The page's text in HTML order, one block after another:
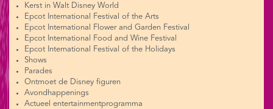
Kerst in Walt Disney World
Epcot International Festival of the Arts
Epcot International Flower and Garden Festival
Epcot International Food and Wine Festival
Epcot International Festival of the Holidays
Shows
Parades
Ontmoet de Disney figuren
Avondhappenings
Actueel entertainmentprogramma